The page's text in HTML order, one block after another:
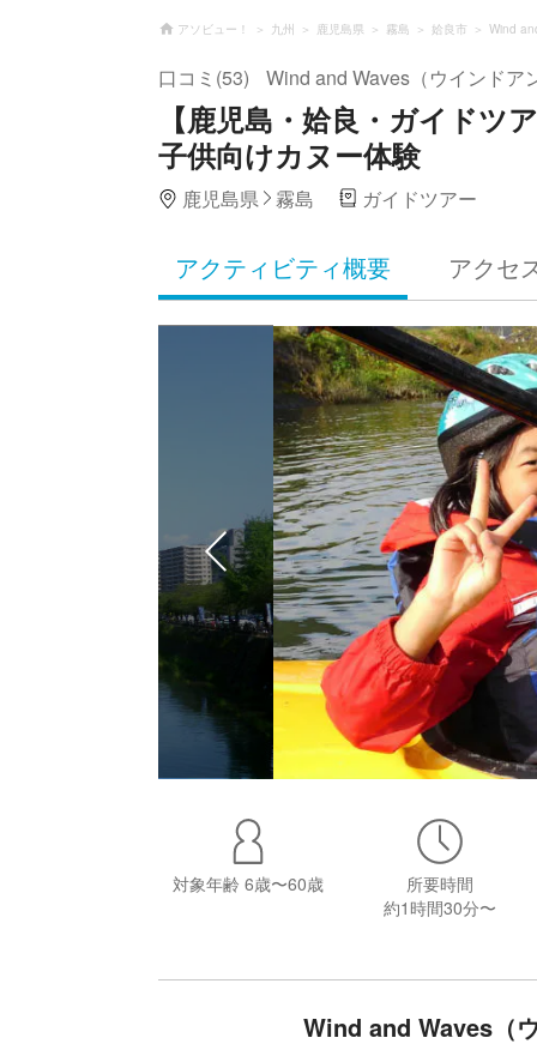
アソビュー！ 九州 鹿児島県 霧島 姶良市 Wind
口コミ(53) Wind and Waves（ウインドア
【鹿児島・姶良・ガイドツ
子供向けカヌー体験
鹿児島県 霧島 ガイドツアー
アクティビティ概要 アクセ
対象年齢 6歳〜60歳
所要時間
約1時間30分〜
Wind and Waves（